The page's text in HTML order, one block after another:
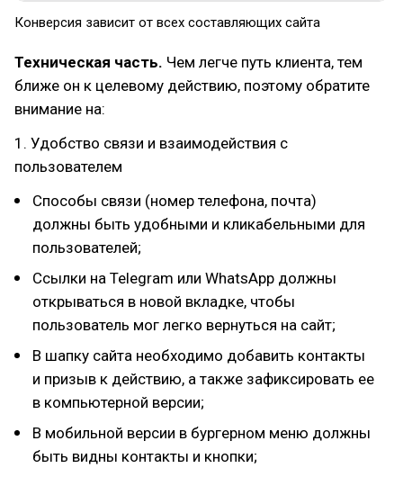
Конверсия зависит от всех составляющих сайта
Техническая часть. Чем легче путь клиента, тем
ближе он к целевому действию, поэтому обратите
внимание на:
1. Удобство связи и взаимодействия с
пользователем
Способы связи (номер телефона, почта)
должны быть удобными и кликабельными для
пользователей;
Ссылки на Telegram или WhatsApp должны
открываться в новой вкладке, чтобы
пользователь мог легко вернуться на сайт;
В шапку сайта необходимо добавить контакты
и призыв к действию, а также зафиксировать ее
в компьютерной версии;
В мобильной версии в бургерном меню должны
быть видны контакты и кнопки;